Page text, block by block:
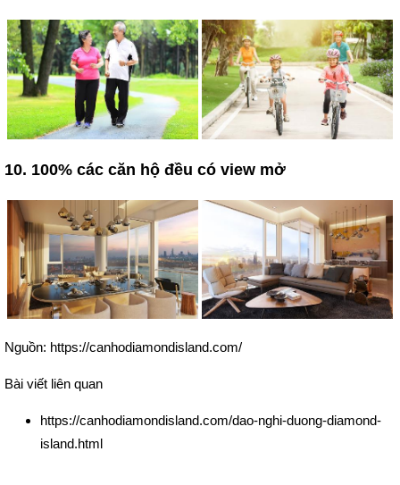
10. 100% các căn hộ đều có view mở
Nguồn: https://canhodiamondisland.com/
Bài viết liên quan
https://canhodiamondisland.com/dao-nghi-duong-diamond-
island.html